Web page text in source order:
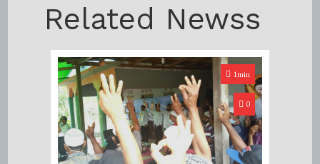
Related Newss
1min
0